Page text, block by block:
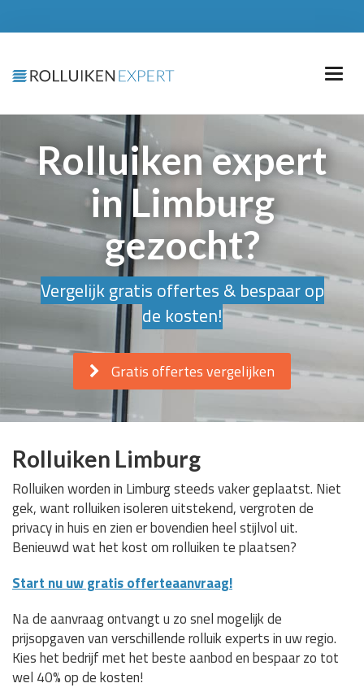
Rolluiken expert
in Limburg
gezocht?
Vergelijk gratis offertes & bespaar op
de kosten!
Gratis offertes vergelijken
Rolluiken Limburg
Rolluiken worden in Limburg steeds vaker geplaatst. Niet
gek, want rolluiken isoleren uitstekend, vergroten de
privacy in huis en zien er bovendien heel stijlvol uit.
Benieuwd wat het kost om rolluiken te plaatsen?
Start nu uw gratis offerteaanvraag!
Na de aanvraag ontvangt u zo snel mogelijk de
prijsopgaven van verschillende rolluik experts in uw regio.
Kies het bedrijf met het beste aanbod en bespaar zo tot
wel 40% op de kosten!